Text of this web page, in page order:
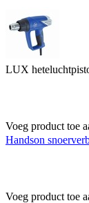
LUX
Voeg product toe
Handson
Voeg product toe